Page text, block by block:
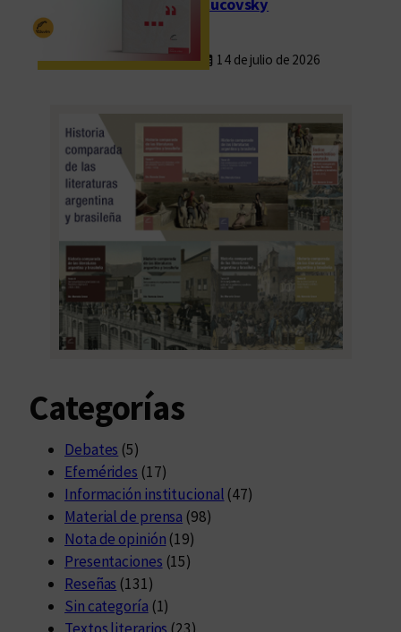
Rucovsky
14 de julio de 2026
Categorías
Debates (5)
Efemérides (17)
Información institucional (47)
Material de prensa (98)
Nota de opinión (19)
Presentaciones (15)
Reseñas (131)
Sin categoría (1)